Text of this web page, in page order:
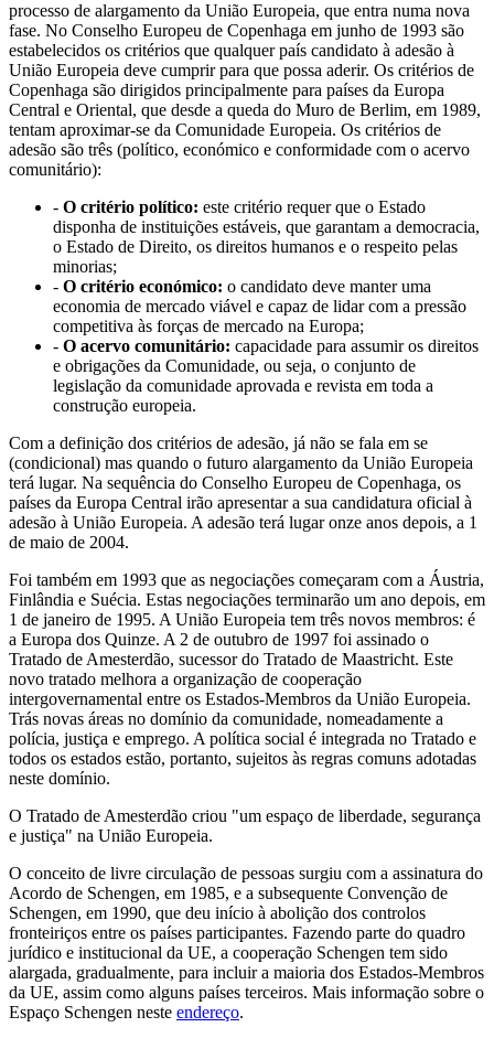
processo de alargamento da União Europeia, que entra numa nova
fase. No Conselho Europeu de Copenhaga em junho de 1993 são
estabelecidos os critérios que qualquer país candidato à adesão à
União Europeia deve cumprir para que possa aderir. Os critérios de
Copenhaga são dirigidos principalmente para países da Europa
Central e Oriental, que desde a queda do Muro de Berlim, em 1989,
tentam aproximar-se da Comunidade Europeia. Os critérios de
adesão são três (político, económico e conformidade com o acervo
comunitário):
- O critério político: este critério requer que o Estado
disponha de instituições estáveis, que garantam a democracia,
o Estado de Direito, os direitos humanos e o respeito pelas
minorias;
- O critério económico: o candidato deve manter uma
economia de mercado viável e capaz de lidar com a pressão
competitiva às forças de mercado na Europa;
- O acervo comunitário: capacidade para assumir os direitos
e obrigações da Comunidade, ou seja, o conjunto de
legislação da comunidade aprovada e revista em toda a
construção europeia.
Com a definição dos critérios de adesão, já não se fala em se
(condicional) mas quando o futuro alargamento da União Europeia
terá lugar. Na sequência do Conselho Europeu de Copenhaga, os
países da Europa Central irão apresentar a sua candidatura oficial à
adesão à União Europeia. A adesão terá lugar onze anos depois, a 1
de maio de 2004.
Foi também em 1993 que as negociações começaram com a Áustria,
Finlândia e Suécia. Estas negociações terminarão um ano depois, em
1 de janeiro de 1995. A União Europeia tem três novos membros: é
a Europa dos Quinze. A 2 de outubro de 1997 foi assinado o
Tratado de Amesterdão, sucessor do Tratado de Maastricht. Este
novo tratado melhora a organização de cooperação
intergovernamental entre os Estados-Membros da União Europeia.
Trás novas áreas no domínio da comunidade, nomeadamente a
polícia, justiça e emprego. A política social é integrada no Tratado e
todos os estados estão, portanto, sujeitos às regras comuns adotadas
neste domínio.
O Tratado de Amesterdão criou "um espaço de liberdade, segurança
e justiça" na União Europeia.
O conceito de livre circulação de pessoas surgiu com a assinatura do
Acordo de Schengen, em 1985, e a subsequente Convenção de
Schengen, em 1990, que deu início à abolição dos controlos
fronteiriços entre os países participantes. Fazendo parte do quadro
jurídico e institucional da UE, a cooperação Schengen tem sido
alargada, gradualmente, para incluir a maioria dos Estados-Membros
da UE, assim como alguns países terceiros. Mais informação sobre o
Espaço Schengen neste endereço.